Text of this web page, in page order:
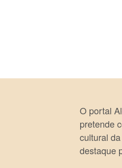
O portal
pretende
cultural
destaque